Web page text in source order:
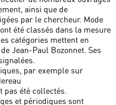
ainsi que de
par le chercheur. Mode
été classés dans la mesure
catégories mettent en
Jean-Paul Bozonnet. Ses
par exemple sur
pas été collectés.
et périodiques sont